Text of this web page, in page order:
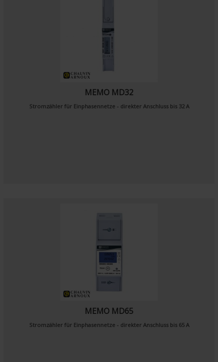
MEMO MD32
Stromzähler für Einphasennetze - direkter Anschluss bis 32 A
MEMO MD65
Stromzähler für Einphasennetze - direkter Anschluss bis 65 A